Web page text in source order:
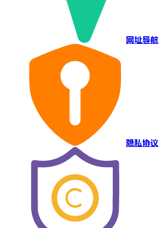
网址导航
隐私协议